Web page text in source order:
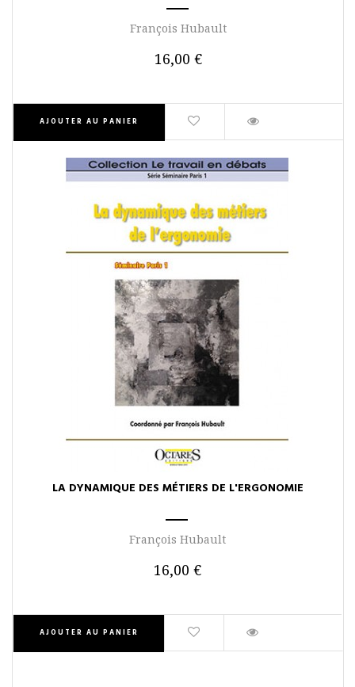
AJOUTER AU PANIER
François Hubault
16,00 €
AJOUTER AU PANIER
LA DYNAMIQUE DES MÉTIERS DE L'ERGONOMIE
François Hubault
16,00 €